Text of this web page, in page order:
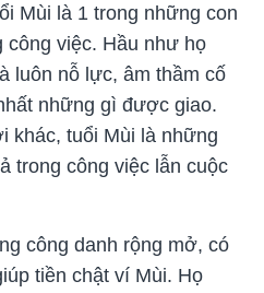
Mùi là 1 trong những con
công việc. Hầu như họ
luôn nỗ lực, âm thầm cố
những gì được giao.
khác, tuổi Mùi là những
trong công việc lẫn cuộc
công danh rộng mở, có
tiền chật ví Mùi. Họ